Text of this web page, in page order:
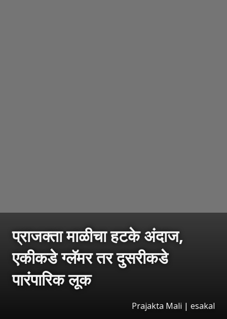
प्राजक्ता माळीचा हटके अंदाज,
एकीकडे ग्लॅमर तर दुसरीकडे
पारंपारिक लूक
Prajakta Mali | esakal